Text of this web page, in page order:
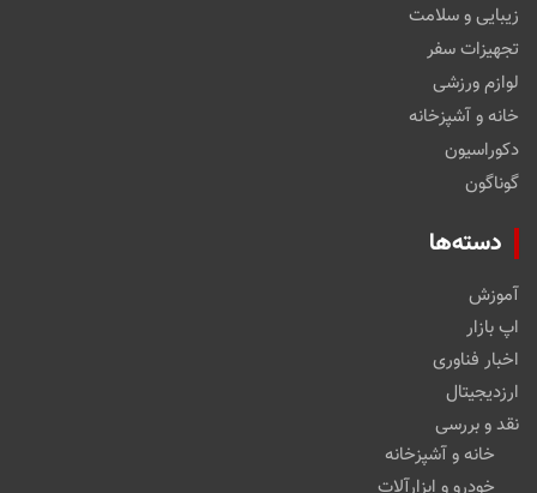
زیبایی و سلامت
تجهیزات سفر
لوازم ورزشی
خانه و آشپزخانه
دکوراسیون
گوناگون
دسته‌ها
آموزش
اپ بازار
اخبار فناوری
ارزدیجیتال
نقد و بررسی
خانه و آشپزخانه
خودرو و ابزارآلات